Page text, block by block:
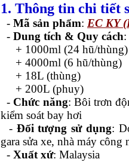
1. Thông tin chi tiết
- Mã sản phẩm: EC KY
- Dung tích & Quy cách:
+ 1000ml (24 hũ/thùng)
+ 4000ml (6 hũ/thùng)
+ 18L (thùng)
+ 200L (phuy)
- Chức năng: Bôi trơn
kiểm soát bay hơi
- Đối tượng sử dụng:
gara sửa xe, nhà máy công
- Xuất xứ: Malaysia